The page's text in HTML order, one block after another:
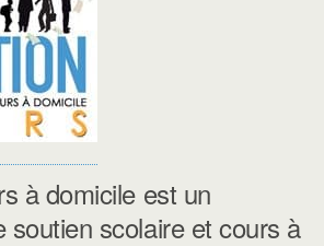
à domicile est un
soutien scolaire et cours à